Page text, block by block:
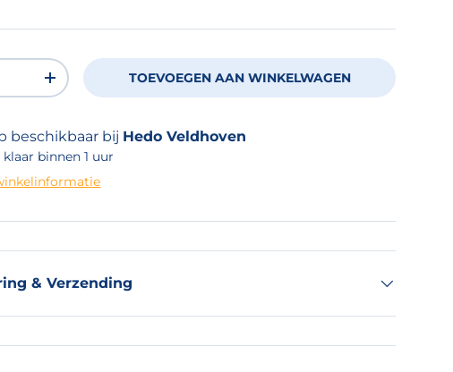
DE HOEVEELHEID
VERHOOG DE HOEVEELHEID
TOEVOEGEN AAN WINKELWAGEN
beschikbaar bij Hedo Veldhoven
klaar binnen 1 uur
& Verzending